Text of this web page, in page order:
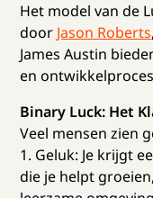
Het model van de
door Jason Roberts
James Austin
en
Binary Luck: Het
Veel mensen zien
1. Geluk: Je krijgt
die je helpt